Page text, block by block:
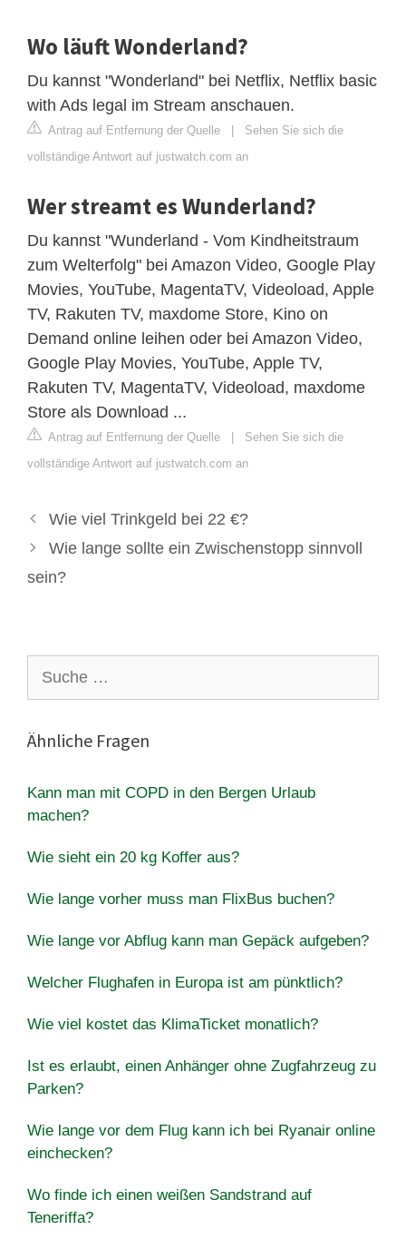
Wo läuft Wonderland?
Du kannst "Wonderland" bei Netflix, Netflix basic
with Ads legal im Stream anschauen.
Antrag auf Entfernung der Quelle | Sehen Sie sich die
vollständige Antwort auf justwatch.com an
Wer streamt es Wunderland?
Du kannst "Wunderland - Vom Kindheitstraum
zum Welterfolg" bei Amazon Video, Google Play
Movies, YouTube, MagentaTV, Videoload, Apple
TV, Rakuten TV, maxdome Store, Kino on
Demand online leihen oder bei Amazon Video,
Google Play Movies, YouTube, Apple TV,
Rakuten TV, MagentaTV, Videoload, maxdome
Store als Download ...
Antrag auf Entfernung der Quelle | Sehen Sie sich die
vollständige Antwort auf justwatch.com an
Wie viel Trinkgeld bei 22 €?
Wie lange sollte ein Zwischenstopp sinnvoll
sein?
nach:
Ähnliche Fragen
Kann man mit COPD in den Bergen Urlaub
machen?
Wie sieht ein 20 kg Koffer aus?
Wie lange vorher muss man FlixBus buchen?
Wie lange vor Abflug kann man Gepäck aufgeben?
Welcher Flughafen in Europa ist am pünktlich?
Wie viel kostet das KlimaTicket monatlich?
Ist es erlaubt, einen Anhänger ohne Zugfahrzeug zu
Parken?
Wie lange vor dem Flug kann ich bei Ryanair online
einchecken?
Wo finde ich einen weißen Sandstrand auf
Teneriffa?